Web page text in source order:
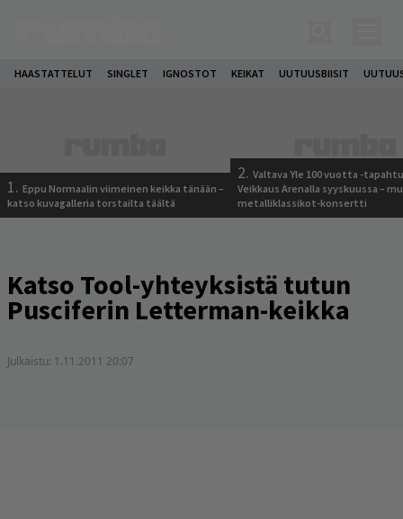
HAASTATTELUT SINGLET IGNOSTOT KEIKAT UUTUUSBIISIT
1. Eppu Normaalin viimeinen keikka tänään –
katso kuvagalleria torstailta täältä
2. Valtava Yle 100 vuotta -
Veikkaus Arenalla syyskuussa –
metalliklassikot-konsertti
Katso Tool-yhteyksistä tutun
Pusciferin Letterman-keikka
Julkaistu: 1.11.2011 20:07